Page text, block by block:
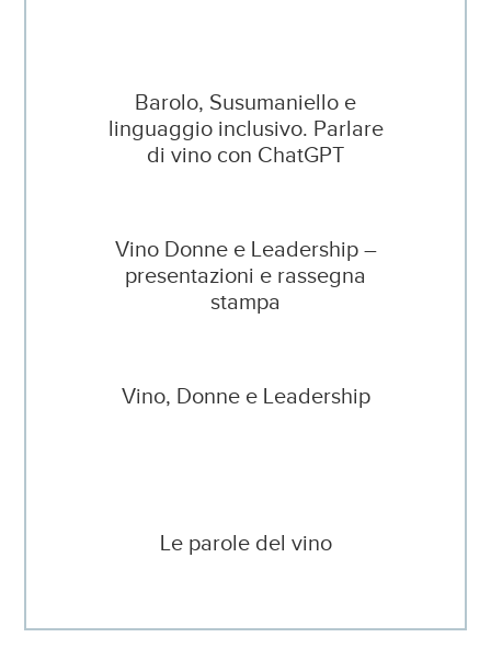
Barolo, Susumaniello e
linguaggio inclusivo. Parlare
di vino con ChatGPT
Vino Donne e Leadership –
presentazioni e rassegna
stampa
Vino, Donne e Leadership
Le parole del vino